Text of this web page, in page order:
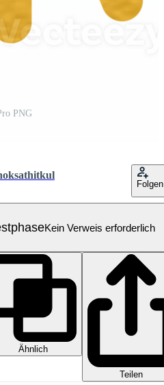
PNG
Folgen
Kein Verweis erforderlich
Ähnlich
Teilen